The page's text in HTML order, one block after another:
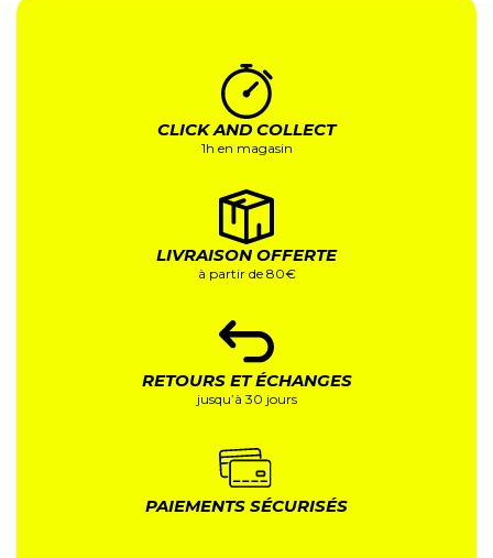
CLICK AND COLLECT
1h en magasin
LIVRAISON OFFERTE
à partir de 80€
RETOURS ET ÉCHANGES
jusqu’à 30 jours
PAIEMENTS SÉCURISÉS